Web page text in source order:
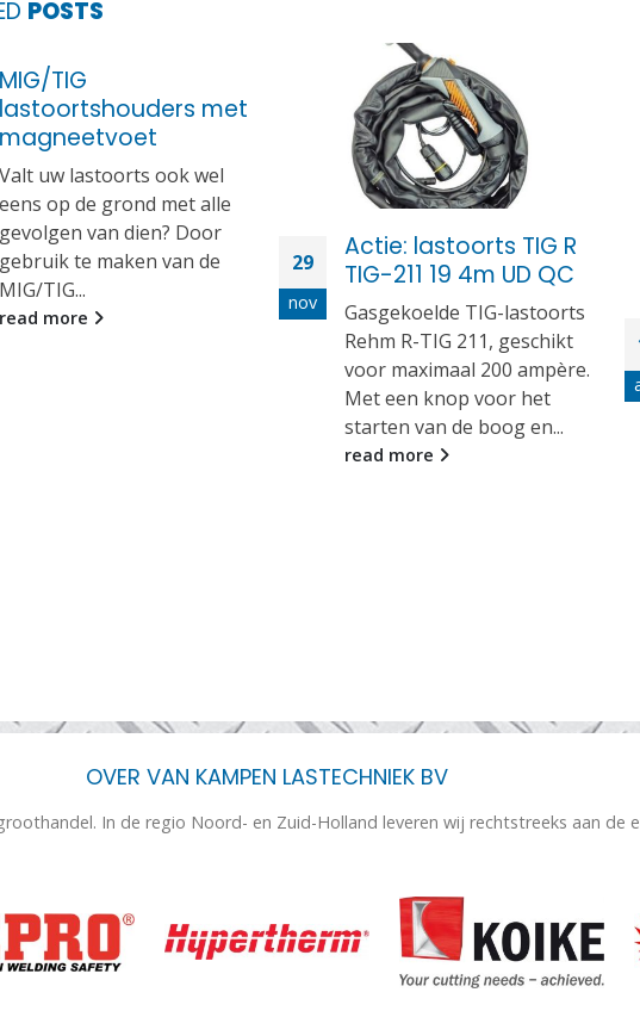
POSTS
MIG/TIG
lastoortshouders met
magneetvoet
Valt uw lastoorts ook wel
eens op de grond met alle
gevolgen van dien? Door
gebruik te maken van de
MIG/TIG...
read more
29
nov
Actie: lastoorts TIG R
TIG-211 19 4m UD QC
Gasgekoelde TIG-lastoorts
Rehm R-TIG 211, geschikt
voor maximaal 200 ampère.
Met een knop voor het
starten van de boog en...
read more
OVER VAN KAMPEN LASTECHNIEK BV
In de regio Noord- en Zuid-Holland leveren wij rechtstreeks aan de